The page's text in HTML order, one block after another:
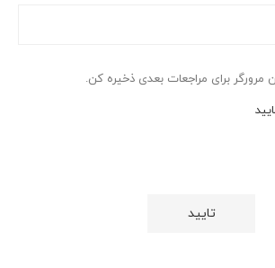
مرورگر برای مراجعات بعدی ذخیره کن.